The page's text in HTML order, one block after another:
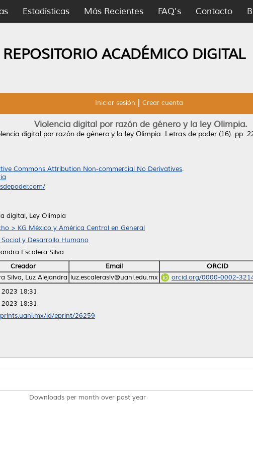
Estadísticas Más Recientes FAQ's Contacto
REPOSITORIO ACADÉMICO DIGITAL
Iniciar sesión Crear cuenta
Violencia digital por razón de género y la ley Olimpia.
digital por razón de género y la ley Olimpia. Letras de poder (16). pp.
Commons Attribution Non-commercial No Derivatives.
digital, Ley Olimpia
> KG México y América Central en General
Social y Desarrollo Humano
Escalera Silva
Creador Email
ORCID
Silva, Luz Alejandra luz.escaleraslv@uanl.edu.mx
orcid.org/0000-0002-
18:31
18:31
id/eprint/26259
Downloads per month over past year